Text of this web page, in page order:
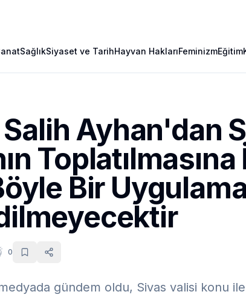
SağlıkSiyaset ve TarihHayvan HaklarıFeminizmEğitim
Ayhan'dan
Bir
0
gündem oldu, Sivas valisi konu ile